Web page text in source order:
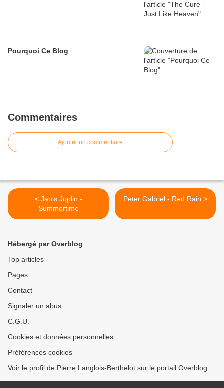
Pourquoi Ce Blog
Commentaires
Ajouter un commentaire
< Janis Joplin -
Summertime
Peter Gabriel - Red Rain >
Hébergé par Overblog
Top articles
Pages
Contact
Signaler un abus
C.G.U.
Cookies et données personnelles
Préférences cookies
Voir le profil de Pierre Langlois-Berthelot sur le portail Overblog